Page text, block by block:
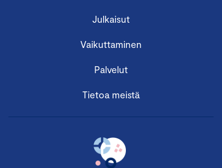
Julkaisut
Vaikuttaminen
Palvelut
Tietoa meistä